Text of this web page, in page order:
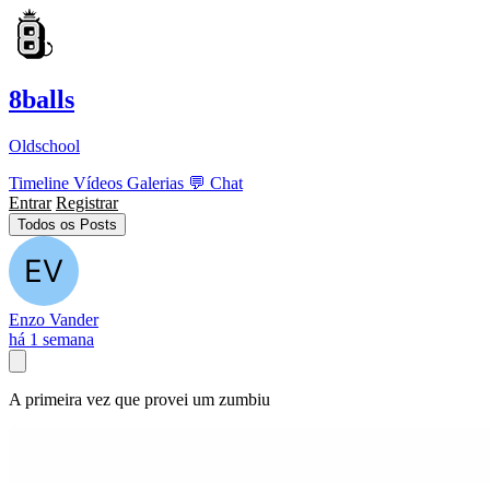
8balls
Oldschool
Timeline Vídeos Galerias 💬 Chat
Entrar Registrar
Todos os Posts
Enzo Vander
há 1 semana
A primeira vez que provei um zumbiu